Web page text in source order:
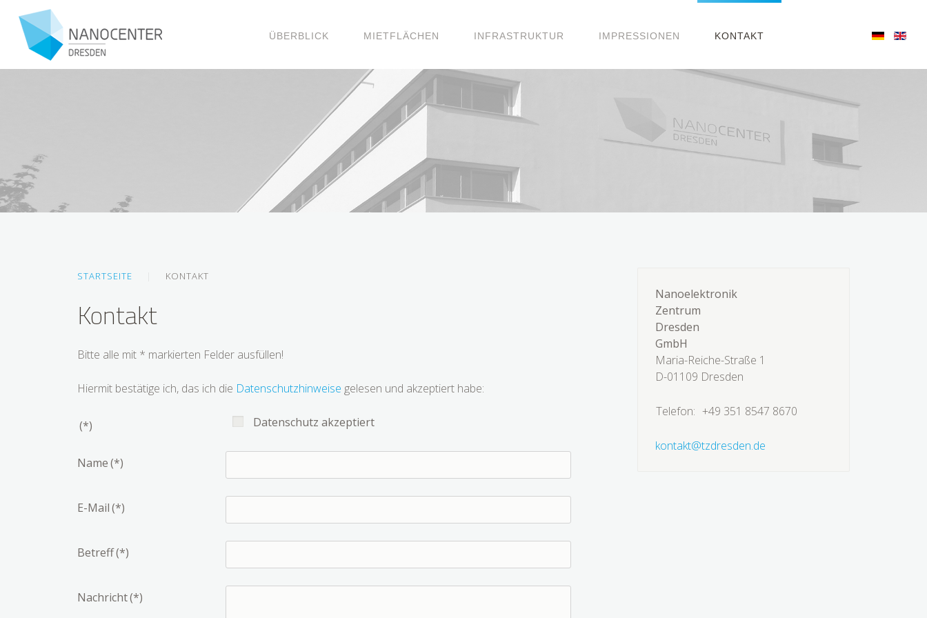
ÜBERBLICK MIETFLÄCHEN INFRASTRUKTUR IMPRESSIONEN KONTAKT
STARTSEITE KONTAKT
Kontakt
Bitte alle mit * markierten Felder ausfüllen!
Hiermit bestätige ich, das ich die Datenschutzhinweise gelesen und akzeptiert habe:
(*) Datenschutz akzeptiert
Name(*)
E-Mail(*)
Betreff(*)
Nachricht(*)
Nanoelektronik
Zentrum
Dresden
GmbH
Maria-Reiche-Straße 1
D-01109 Dresden
Telefon: +49 351 8547 8670
kontakt@tzdresden.de